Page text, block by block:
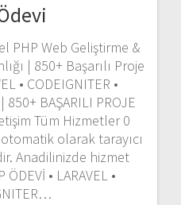
PHP Web Geliştirme &
| 850+ Başarılı Proje
• CODEIGNITER •
850+ BAŞARILI PROJE
Tüm Hizmetler 0
olarak tarayıcı
Anadilinizde hizmet
• LARAVEL •